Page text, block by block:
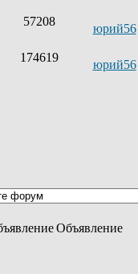
57208
юрий56
174619
юрий56
Объявление